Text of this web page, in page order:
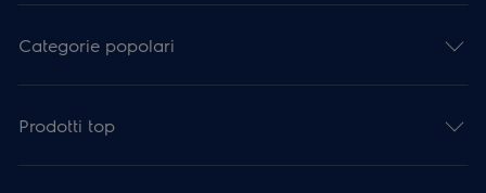
Categorie popolari
Prodotti top